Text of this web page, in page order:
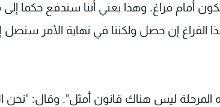
أمام فراغ. وهذا يعني أننا سندفع حكما
إن حصل ولكننا في نهاية الأمر سنصل
ليس هناك قانون أمثل". وقال: "نحن